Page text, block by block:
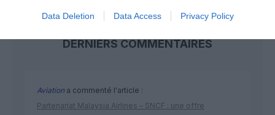
Data Deletion Data Access Privacy Policy
DERNIERS COMMENTAIRES
Aviation a commenté l'article :
Partenariat Malaysia Airlines – SNCF : une offre